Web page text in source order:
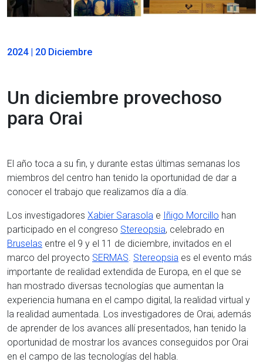
2024 | 20 Diciembre
Un diciembre provechoso
para Orai
El año toca a su fin, y durante estas últimas semanas los
miembros del centro han tenido la oportunidad de dar a
conocer el trabajo que realizamos día a día.
Los investigadores Xabier Sarasola e Iñigo Morcillo han
participado en el congreso Stereopsia, celebrado en
Bruselas entre el 9 y el 11 de diciembre, invitados en el
marco del proyecto SERMAS Stereopsia es el evento más
importante de realidad extendida de Europa, en el que se
han mostrado diversas tecnologías que aumentan la
experiencia humana en el campo digital, la realidad virtual y
la realidad aumentada. Los investigadores de Orai, además
de aprender de los avances allí presentados, han tenido la
oportunidad de mostrar los avances conseguidos por Orai
en el campo de las tecnologías del habla.